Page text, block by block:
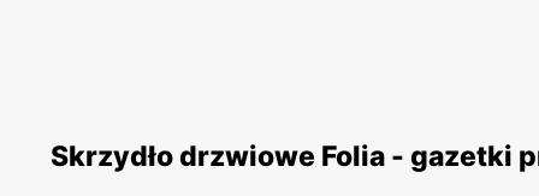
Skrzydło drzwiowe Folia - gazetki